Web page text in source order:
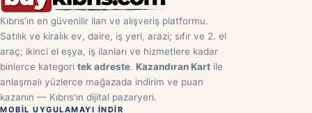
Kıbrıs'ın en güvenilir ilan ve alışveriş platformu.
Satılık ve kiralık ev, daire, iş yeri, arazi; sıfır ve 2. el
araç; ikinci el eşya, iş ilanları ve hizmetlere kadar
binlerce kategori tek adreste. Kazandıran Kart ile
anlaşmalı yüzlerce mağazada indirim ve puan
kazanın — Kıbrıs'ın dijital pazaryeri.
MOBIL UYGULAMAYI INDIR